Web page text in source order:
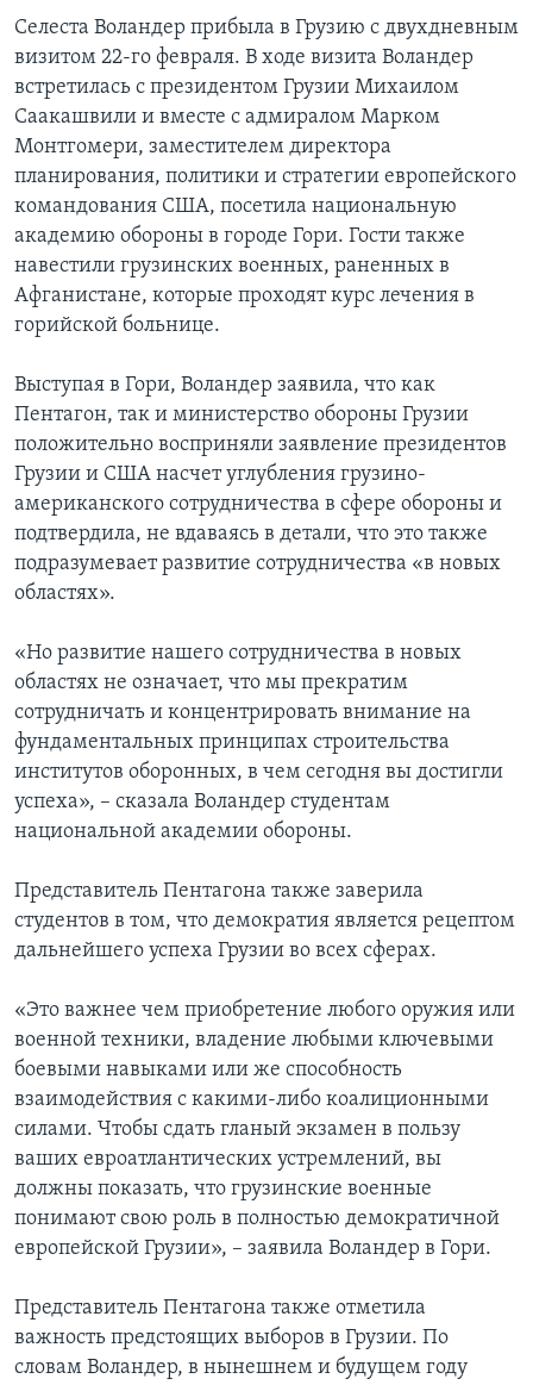
Селеста Воландер прибыла в Грузию с двухдневным
визитом 22-го февраля. В ходе визита Воландер
встретилась с президентом Грузии Михаилом
Саакашвили и вместе с адмиралом Марком
Монтгомери, заместителем директора
планирования, политики и стратегии европейского
командования США, посетила национальную
академию обороны в городе Гори. Гости также
навестили грузинских военных, раненных в
Афганистане, которые проходят курс лечения в
горийской больнице.
Выступая в Гори, Воландер заявила, что как
Пентагон, так и министерство обороны Грузии
положительно восприняли заявление президентов
Грузии и США насчет углубления грузино-
американского сотрудничества в сфере обороны и
подтвердила, не вдаваясь в детали, что это также
подразумевает развитие сотрудничества «в новых
областях».
«Но развитие нашего сотрудничества в новых
областях не означает, что мы прекратим
сотрудничать и концентрировать внимание на
фундаментальных принципах строительства
институтов оборонных, в чем сегодня вы достигли
успеха», – сказала Воландер студентам
национальной академии обороны.
Представитель Пентагона также заверила
студентов в том, что демократия является рецептом
дальнейшего успеха Грузии во всех сферах.
«Это важнее чем приобретение любого оружия или
военной техники, владение любыми ключевыми
боевыми навыками или же способность
взаимодействия с какими-либо коалиционными
силами. Чтобы сдать гланый экзамен в пользу
ваших евроатлантических устремлений, вы
должны показать, что грузинские военные
понимают свою роль в полностью демократичной
европейской Грузии», – заявила Воландер в Гори.
Представитель Пентагона также отметила
важность предстоящих выборов в Грузии. По
словам Воландер, в нынешнем и будущем году